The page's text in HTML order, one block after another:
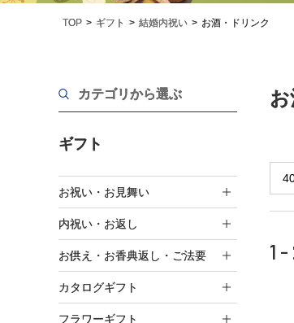
TOP ギフト 結婚内祝い お酒・ドリンク
カテゴリから選ぶ
ギフト
お祝い・お見舞い
内祝い・お返し
お供え・お香典返し・ご法要
カタログギフト
フラワーギフト
1